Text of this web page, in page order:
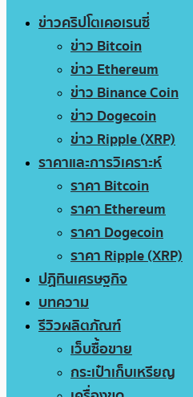
ข่าวคริปโตเคอเรนซี่
ข่าว Bitcoin
ข่าว Ethereum
ข่าว Binance Coin
ข่าว Dogecoin
ข่าว Ripple (XRP)
ราคาและการวิเคราะห์
ราคา Bitcoin
ราคา Ethereum
ราคา Dogecoin
ราคา Ripple (XRP)
ปฏิทินเศรษฐกิจ
บทความ
รีวิวผลิตภัณฑ์
เว็บซื้อขาย
กระเป๋าเก็บเหรียญ